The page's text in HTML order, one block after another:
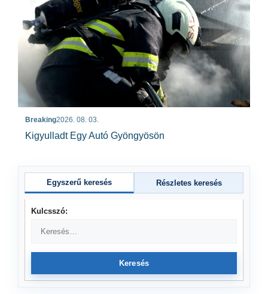
Breaking2026. 08. 03.
Kigyulladt Egy Autó Gyöngyösön
Egyszerű keresés Részletes keresés
Kulcsszó:
Keresés